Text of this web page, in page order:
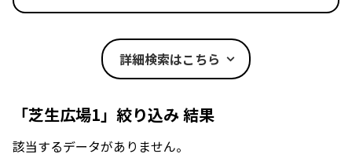
詳細検索はこちら
「芝生広場1」絞り込み 結果
該当するデータがありません。